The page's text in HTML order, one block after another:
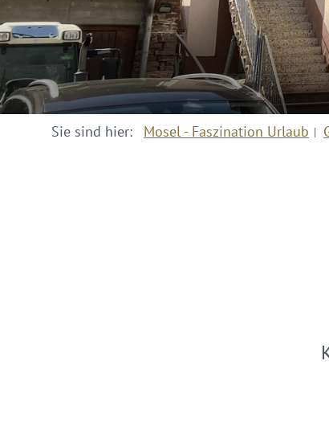
Sie sind hier: Mosel - Faszination Urlaub